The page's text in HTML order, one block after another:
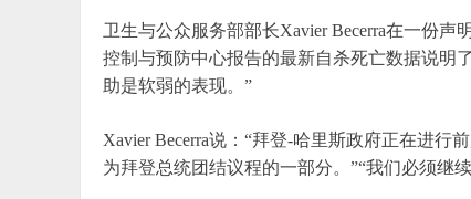
卫生与公众服务部部长Xavier Becerra在一份
控制与预防中心报告的最新自杀死亡数据说明
助是软弱的表现。”
Xavier Becerra说：“拜登-哈里斯政府正在进
为拜登总统团结议程的一部分。”“我们必须继